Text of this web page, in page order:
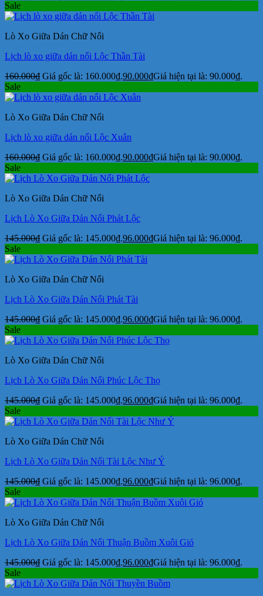
Sale
Lò Xo Giữa Dán Chữ Nổi
Lịch lò xo giữa dán nổi Lộc Thần Tài
160.000₫ Giá gốc là: 160.000₫.90.000₫Giá hiện tại là: 90.000₫.
Sale
Lò Xo Giữa Dán Chữ Nổi
Lịch lò xo giữa dán nổi Lộc Xuân
160.000₫ Giá gốc là: 160.000₫.90.000₫Giá hiện tại là: 90.000₫.
Sale
Lò Xo Giữa Dán Chữ Nổi
Lịch Lò Xo Giữa Dán Nổi Phát Lộc
145.000₫ Giá gốc là: 145.000₫.96.000₫Giá hiện tại là: 96.000₫.
Sale
Lò Xo Giữa Dán Chữ Nổi
Lịch Lò Xo Giữa Dán Nổi Phát Tài
145.000₫ Giá gốc là: 145.000₫.96.000₫Giá hiện tại là: 96.000₫.
Sale
Lò Xo Giữa Dán Chữ Nổi
Lịch Lò Xo Giữa Dán Nổi Phúc Lộc Thọ
145.000₫ Giá gốc là: 145.000₫.96.000₫Giá hiện tại là: 96.000₫.
Sale
Lò Xo Giữa Dán Chữ Nổi
Lịch Lò Xo Giữa Dán Nổi Tài Lộc Như Ý
145.000₫ Giá gốc là: 145.000₫.96.000₫Giá hiện tại là: 96.000₫.
Sale
Lò Xo Giữa Dán Chữ Nổi
Lịch Lò Xo Giữa Dán Nổi Thuận Buồm Xuôi Gió
145.000₫ Giá gốc là: 145.000₫.96.000₫Giá hiện tại là: 96.000₫.
Sale